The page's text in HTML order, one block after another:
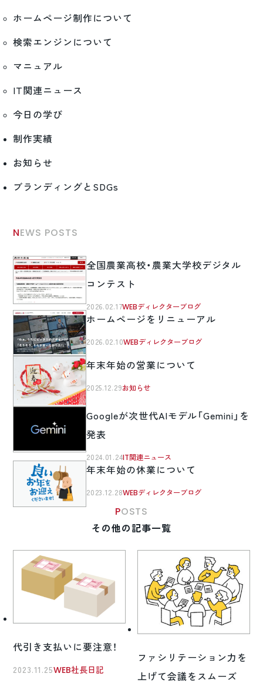
ホームページ制作について
検索エンジンについて
マニュアル
IT関連ニュース
今日の学び
制作実績
お知らせ
ブランディングとSDGs
NEWS POSTS
全国農業高校・農業大学校デジタル
コンテスト
2026.02.17WEBディレクターブログ
ホームページをリニューアル
2026.02.10WEBディレクターブログ
年末年始の営業について
2025.12.29お知らせ
Googleが次世代AIモデル「Gemini」を
発表
2024.01.24IT関連ニュース
年末年始の休業について
2023.12.28WEBディレクターブログ
POSTS
その他の記事一覧
代引き支払いに要注意！
2023.11.25WEB社長日記
ファシリテーション力を
上げて会議をスムーズ